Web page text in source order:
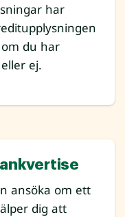
har
du har
ej.
ansöka om ett
dig att